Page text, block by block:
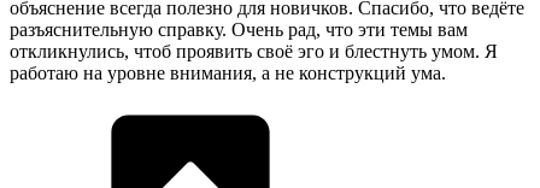
объяснение всегда полезно для новичков. Спасибо, что ведёте
разъяснительную справку. Очень рад, что эти темы вам
откликнулись, чтоб проявить своё эго и блестнуть умом. Я
работаю на уровне внимания, а не конструкций ума.